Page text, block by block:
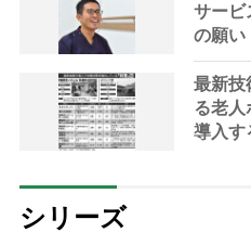
サー
の願い
最新技
る老
導入す
シリーズ